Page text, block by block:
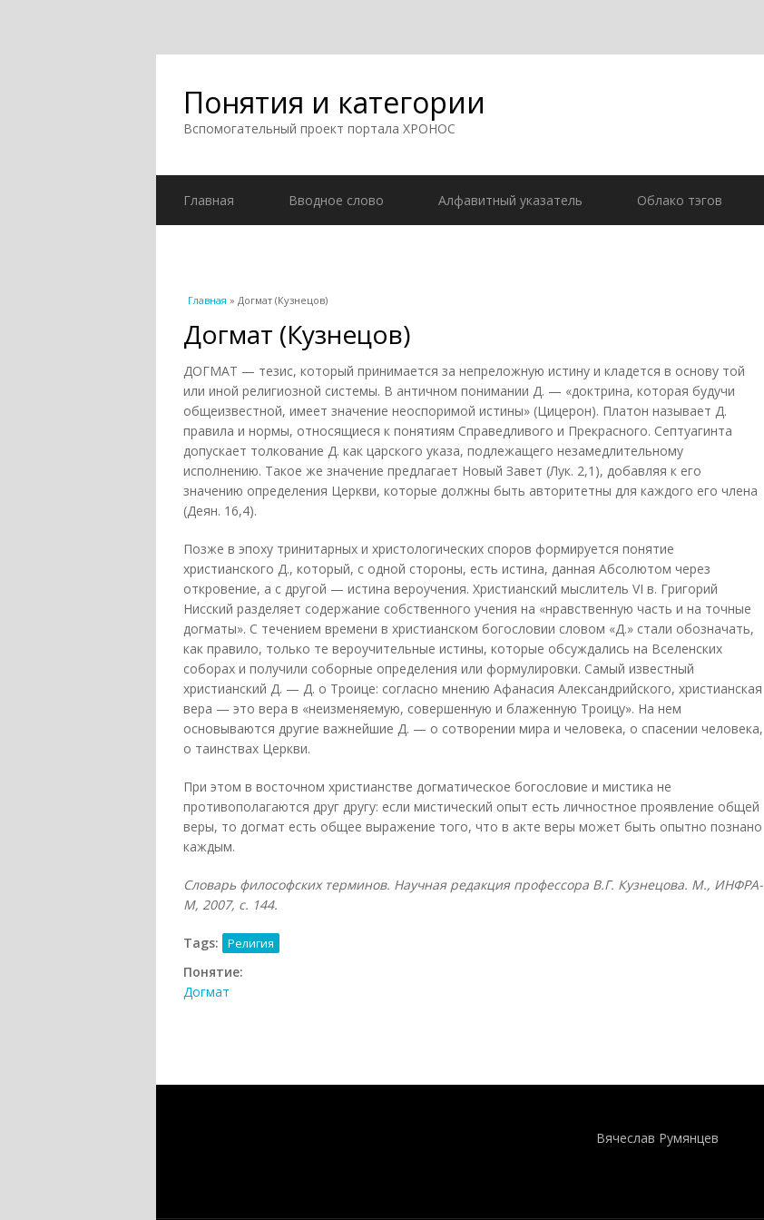
Понятия и категории
Вспомогательный проект портала ХРОНОС
Главная Вводное слово Алфавитный указатель Облако тэгов
Вы здесь
Главная » Догмат (Кузнецов)
Догмат (Кузнецов)
ДОГМАТ — тезис, который принимается за непреложную истину и кладется в основу той
или иной религиозной системы. В античном понимании Д. — «доктрина, которая будучи
общеизвестной, имеет значение неоспоримой истины» (Цицерон). Платон называет Д.
правила и нормы, относящиеся к понятиям Справедливого и Прекрасного. Септуагинта
допускает толкование Д. как царского указа, подлежащего незамедлительному
исполнению. Такое же значение предлагает Новый Завет (Лук. 2,1), добавляя к его
значению определения Церкви, которые должны быть авторитетны для каждого его члена
(Деян. 16,4).
Позже в эпоху тринитарных и христологических споров формируется понятие
христианского Д., который, с одной стороны, есть истина, данная Абсолютом через
откровение, а с другой — истина вероучения. Христианский мыслитель VI в. Григорий
Нисский разделяет содержание собственного учения на «нравственную часть и на точные
догматы». С течением времени в христианском богословии словом «Д.» стали обозначать,
как правило, только те вероучительные истины, которые обсуждались на Вселенских
соборах и получили соборные определения или формулировки. Самый известный
христианский Д. — Д. о Троице: согласно мнению Афанасия Александрийского, христианская
вера — это вера в «неизменяемую, совершенную и блаженную Троицу». На нем
основываются другие важнейшие Д. — о сотворении мира и человека, о спасении человека,
о таинствах Церкви.
При этом в восточном христианстве догматическое богословие и мистика не
противополагаются друг другу: если мистический опыт есть личностное проявление общей
веры, то догмат есть общее выражение того, что в акте веры может быть опытно познано
каждым.
Словарь философских терминов. Научная редакция профессора В.Г. Кузнецова. М., ИНФРА-
М, 2007, с. 144.
Tags: Религия
Понятие:
Догмат
Вячеслав Румянцев